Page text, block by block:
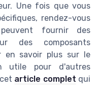
Une fois que vous
rendez-vous
fournir des
des composants
en savoir plus sur le
utile pour d'autres
article complet qui